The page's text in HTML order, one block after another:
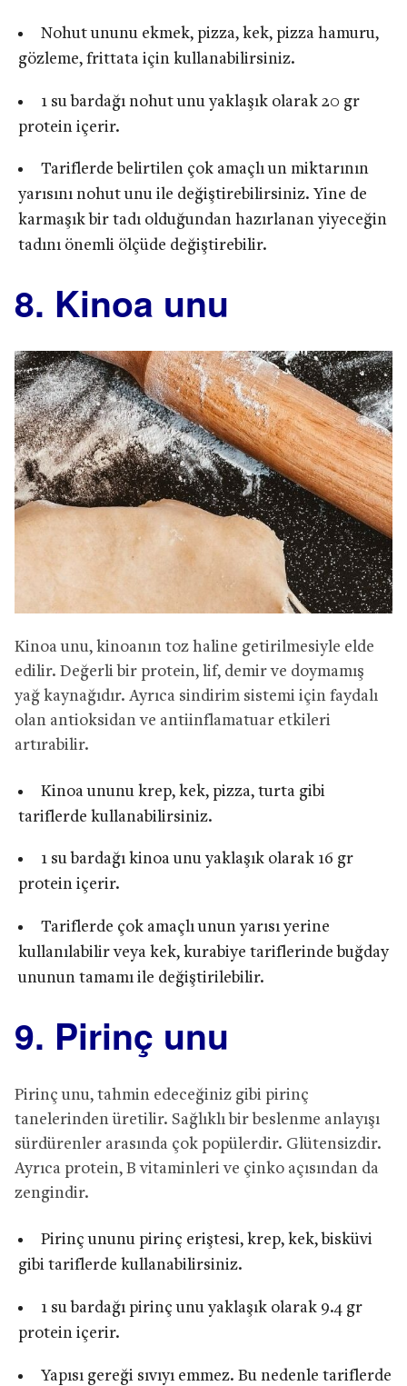
Nohut ununu ekmek, pizza, kek, pizza hamuru,
gözleme, frittata için kullanabilirsiniz.
1 su bardağı nohut unu yaklaşık olarak 20 gr
protein içerir.
Tariflerde belirtilen çok amaçlı un miktarının
yarısını nohut unu ile değiştirebilirsiniz. Yine de
karmaşık bir tadı olduğundan hazırlanan yiyeceğin
tadını önemli ölçüde değiştirebilir.
8. Kinoa unu
Kinoa unu, kinoanın toz haline getirilmesiyle elde
edilir. Değerli bir protein, lif, demir ve doymamış
yağ kaynağıdır. Ayrıca sindirim sistemi için faydalı
olan antioksidan ve antiinflamatuar etkileri
artırabilir.
Kinoa ununu krep, kek, pizza, turta gibi
tariflerde kullanabilirsiniz.
1 su bardağı kinoa unu yaklaşık olarak 16 gr
protein içerir.
Tariflerde çok amaçlı unun yarısı yerine
kullanılabilir veya kek, kurabiye tariflerinde buğday
ununun tamamı ile değiştirilebilir.
9. Pirinç unu
Pirinç unu, tahmin edeceğiniz gibi pirinç
tanelerinden üretilir. Sağlıklı bir beslenme anlayışı
sürdürenler arasında çok popülerdir. Glütensizdir.
Ayrıca protein, B vitaminleri ve çinko açısından da
zengindir.
Pirinç ununu pirinç eriştesi, krep, kek, bisküvi
gibi tariflerde kullanabilirsiniz.
1 su bardağı pirinç unu yaklaşık olarak 9.4 gr
protein içerir.
Yapısı gereği sıvıyı emmez. Bu nedenle tariflerde